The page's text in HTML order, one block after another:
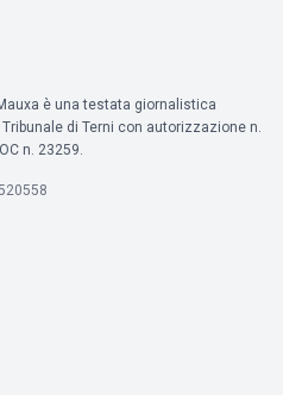
è una testata giornalistica
di Terni con autorizzazione n.
n. 23259.